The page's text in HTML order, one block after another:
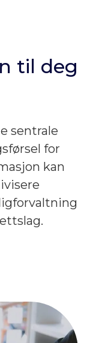
til deg
sentrale
for
kan